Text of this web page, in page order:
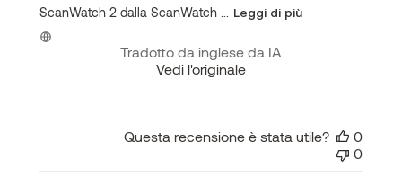
ScanWatch 2 dalla ScanWatch ...
Leggi di più
Tradotto da inglese da IA
Vedi l'originale
Questa recensione è stata utile?
0
0